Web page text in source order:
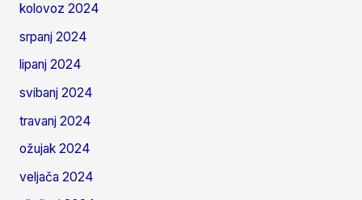
kolovoz 2024
srpanj 2024
lipanj 2024
svibanj 2024
travanj 2024
ožujak 2024
veljača 2024